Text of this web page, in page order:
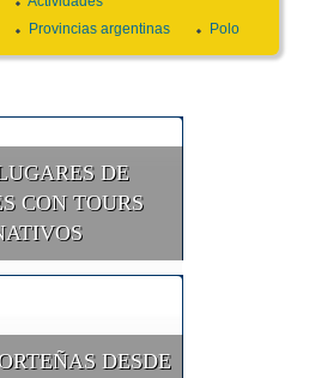
Provincias argentinas Polo
DE
CON TOURS
DESDE